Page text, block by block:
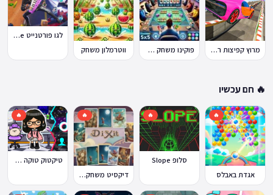
מרוץ קפיצות רמפה פוקינו משחק אונליין ווטרמלון משחק
לגו פורטנייט Lego Fortnite
🔥 חם עכשיו
🔥
אגדת באבלס
🔥
סלופ Slope
🔥
דיקסיט משחק Dixit
🔥
טיקטוק טוקה בוקה